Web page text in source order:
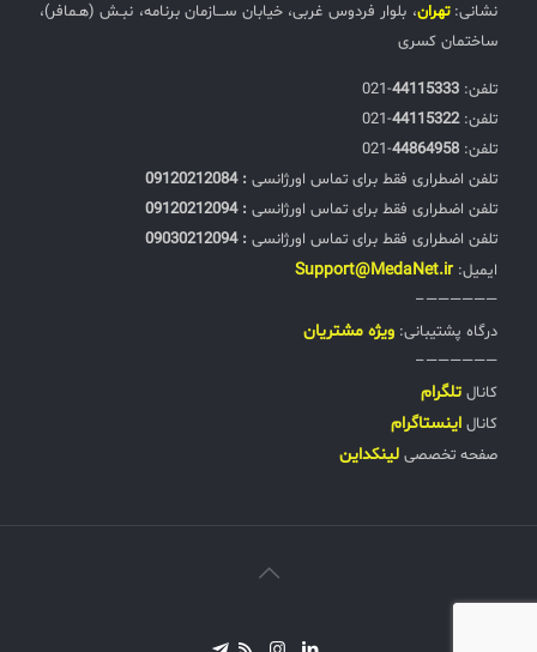
نشانی:تهران، بلوار فردوس غربی، خیابان ســـازمان برنامه، نبـش (هـمافر)،
ساختمان کسری
تلفن:‌ 44115333
-021
تلفن:‌44115322
-021
تلفن:‌ 44864958
-021
تلفن اضطراری فقط برای تماس اورژانسی : 09120212084
تلفن اضطراری فقط برای تماس اورژانسی : 09120212094
تلفن اضطراری فقط برای تماس اورژانسی : 09030212094
ایمیل: Support@MedaNet.ir
——————–
درگاه پشتیبانی: ويژه مشتریان
——————–
کانال تلگرام
کانال اینستاگرام
صفحه تخصصی لینکداین